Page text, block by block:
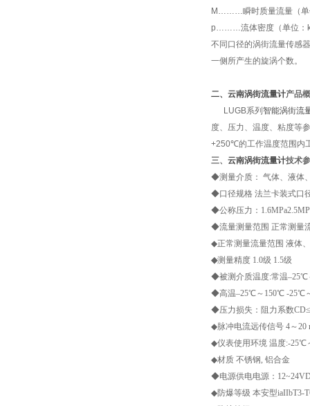
M………瞬时质量流量（单
p………流体密度（单位：
不同口径的涡街流量传感
一侧所产生的旋涡个数。
二、云南涡街流量计产品
LUGB系列 智能涡街流
度、压力、温度、粘度等
+250℃的工作温度范围内
三、 云南涡街流量计技术
◆测量介质： 气体、液体
◆口径规格 法兰卡装式口径
◆公称压力：
◆流量测量范围 正常测量
◆正常测量流量范围 液体
◆测量精度 1.0级 1.5级
◆被测介质温度:常温–25℃
◆高温–25℃～150℃ -25℃
◆压力损失：阻力系数CD
◆脉冲电流远传信号 4～20
◆仪表使用环境 温度:-25℃
◆材质 不锈钢, 铝合金
◆电源供电电源：
◆防爆等级 本安型iaIIbT3-